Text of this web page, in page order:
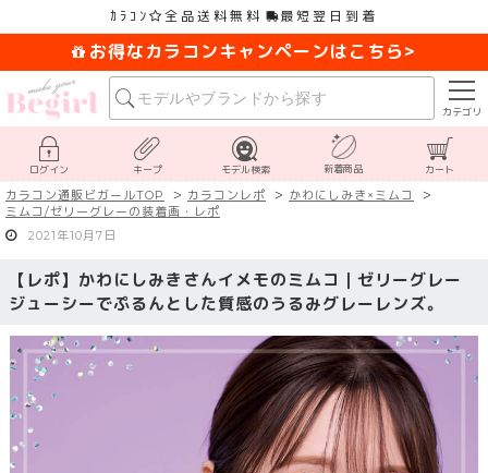
ｶﾗｺﾝ 全品送料無料 最短翌日到着
お得なカラコンキャンペーンはこちら>
カテゴリ
ログイン キープ モデル検索 新着商品 カート
カラコン通販ビガールTOP カラコンレポ
かわにしみき×ミムコ
ミムコ/ゼリーグレーの装着画・レポ
2021年10月7日
【レポ】かわにしみきさんイメモのミムコ｜ゼリーグレー
ジューシーでぷるんとした質感のうるみグレーレンズ。